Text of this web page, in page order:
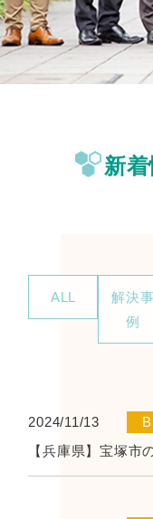
新
ALL
解決事
例
2024/11/13